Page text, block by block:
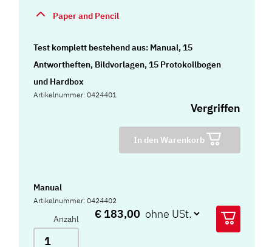
Paper and Pencil
Test komplett bestehend aus: Manual, 15
Antwortheften, Bildvorlagen, 15 Protokollbogen
und Hardbox
Artikelnummer: 0424401
Vergriffen
In den Warenkorb
Manual
Artikelnummer: 0424402
Anzahl € 183,00